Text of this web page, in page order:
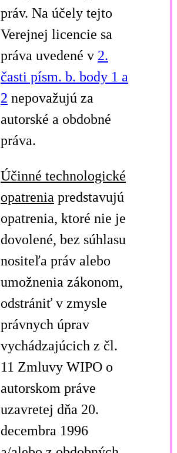
práv. Na účely tejto
Verejnej licencie sa
práva uvedené v 2.
časti písm. b. body 1 a
2 nepovažujú za
autorské a obdobné
práva.
Účinné technologické
opatrenia predstavujú
opatrenia, ktoré nie je
dovolené, bez súhlasu
nositeľa práv alebo
umožnenia zákonom,
odstrániť v zmysle
právnych úprav
vychádzajúcich z čl.
11 Zmluvy WIPO o
autorskom práve
uzavretej dňa 20.
decembra 1996